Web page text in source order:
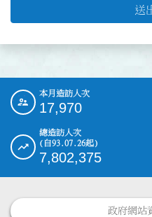
送
::: 本月造訪人次
17,970
總造訪人次
(自93.07.26起)
7,802,375
政府網站